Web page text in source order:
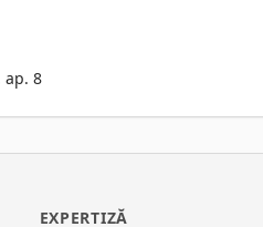
ap. 8
EXPERTIZĂ